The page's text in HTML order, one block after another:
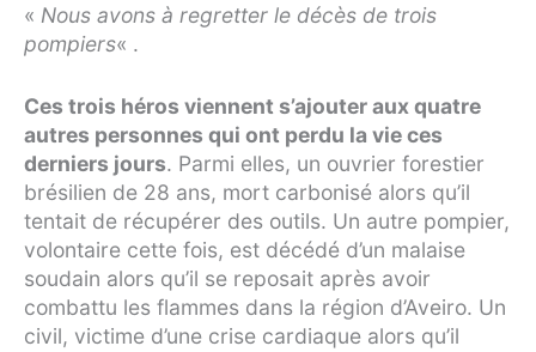
« Nous avons à regretter le décès de trois
pompiers« .
Ces trois héros viennent s’ajouter aux quatre
autres personnes qui ont perdu la vie ces
derniers jours. Parmi elles, un ouvrier forestier
brésilien de 28 ans, mort carbonisé alors qu’il
tentait de récupérer des outils. Un autre pompier,
volontaire cette fois, est décédé d’un malaise
soudain alors qu’il se reposait après avoir
combattu les flammes dans la région d’Aveiro. Un
civil, victime d’une crise cardiaque alors qu’il